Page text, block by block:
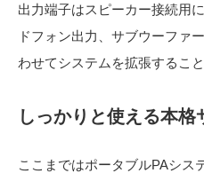
出力端子はスピーカー接続用
ドフォン出力、サブウーファ
わせてシステムを拡張すること
しっかりと使える本格
ここまではポータブルPAシス